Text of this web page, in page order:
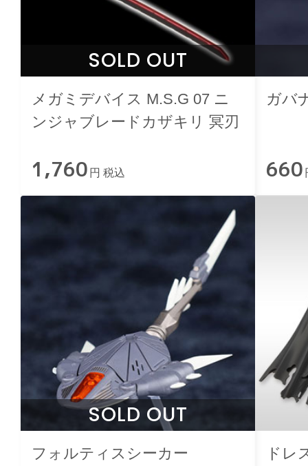
SOLD OUT
メガミデバイス M.S.G 07 ニ
ンジャブレードカザキリ 冥刃
1,760 円 税込
ガバ
660
SOLD OUT
フォルティスシーカー ドレ